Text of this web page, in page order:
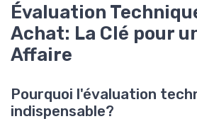
Évaluation
Achat: La Clé pour
Affaire
Pourquoi l'évaluation
indispensable?